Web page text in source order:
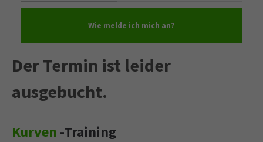
Wie melde ich mich an?
Der Termin ist leider
ausgebucht.
Kurven -Training